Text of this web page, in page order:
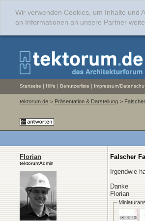
Wir verwenden Cookies, um Inhalte und
an Informationen an unsere Partner
Startseite | Hilfe | Benutzerliste | Impressum/
tektorum.de > Präsentation & Darstellung >
Florian
tektorumAdmin
Falscher
Irgendwie
Danke
Florian